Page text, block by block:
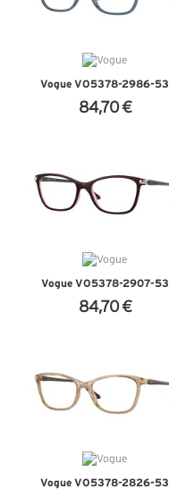
Vogue VO5378-2986-53
84,70 €
Vogue VO5378-2907-53
84,70 €
Vogue VO5378-2826-53